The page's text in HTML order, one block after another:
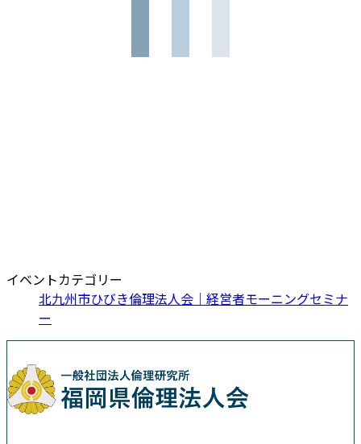
イベントカテゴリー
北九州市ひびき倫理法人会｜経営者モーニングセミナ
ー